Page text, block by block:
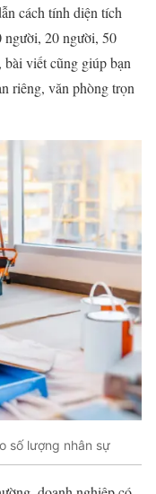
cách tính diện tích
người, 20 người, 50
viết cũng giúp bạn
riêng, văn phòng trọn
số lượng nhân sự